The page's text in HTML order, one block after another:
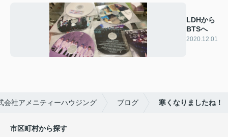
LDHから
BTSへ
2020.12.01
会社アメニティーハウジング ブログ 寒くなりましたね！
市区町村から探す